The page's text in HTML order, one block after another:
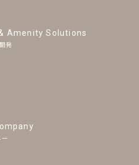
Amenity Solutions
発
ー